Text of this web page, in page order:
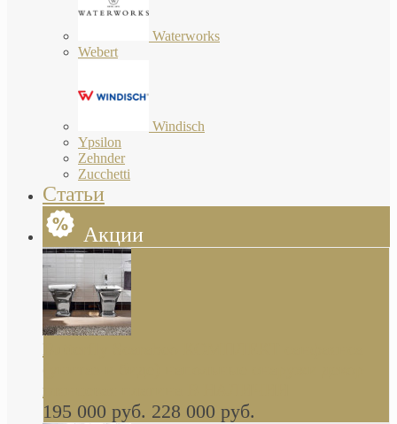
Waterworks
Webert
Windisch
Ypsilon
Zehnder
Zucchetti
Статьи
Акции
Butterfly Scarabeo КОМПЛЕКТ санфаянса
глянцевая платина В НАЛИЧИИ
195 000 руб. 228 000 руб.